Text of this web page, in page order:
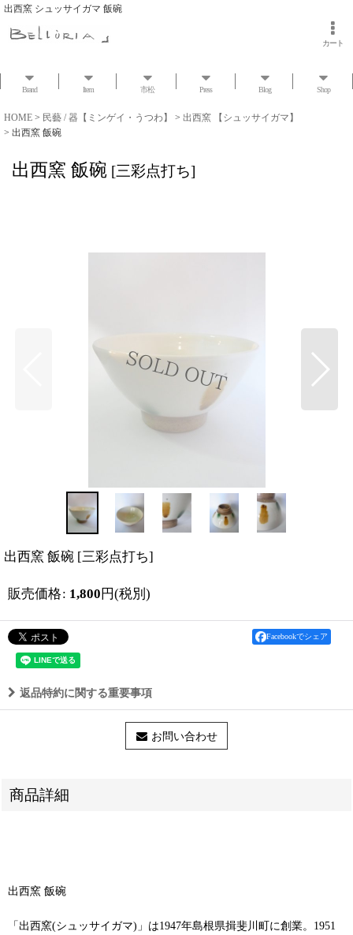
出西窯 シュッサイガマ 飯碗
カート
Brand Item 市松 Press Blog Shop
HOME > 民藝 / 器【ミンゲイ・うつわ】 > 出西窯 【シュッサイガマ】
> 出西窯 飯碗
出西窯 飯碗 [三彩点打ち]
出西窯 飯碗 [三彩点打ち]
販売価格: 1,800 円(税別)
Facebookでシェア
返品特約に関する重要事項
お問い合わせ
商品詳細
出西窯 飯碗
「出西窯(シュッサイガマ)」は1947年島根県揖斐川町に創業。1951